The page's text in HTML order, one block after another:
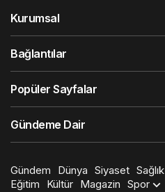
Kurumsal
Bağlantılar
Popüler Sayfalar
Gündeme Dair
Gündem Dünya Siyaset Sağlık
Eğitim
Kültür Magazin Spor